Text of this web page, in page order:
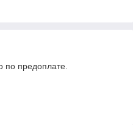
по предоплате.